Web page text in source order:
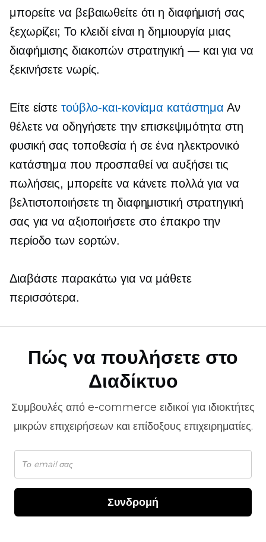
μπορείτε να βεβαιωθείτε ότι η διαφήμισή σας
ξεχωρίζει; Το κλειδί είναι η δημιουργία μιας
διαφήμισης διακοπών στρατηγική — καιγια να
ξεκινήσετε νωρίς.
Είτε είστε τούβλο-και-κονίαμα κατάστημα Αν
θέλετε να οδηγήσετε την επισκεψιμότητα στη
φυσική σας τοποθεσία ή σε ένα ηλεκτρονικό
κατάστημα που προσπαθεί να αυξήσει τις
πωλήσεις, μπορείτε να κάνετε πολλά για να
βελτιστοποιήσετε τη διαφημιστική στρατηγική
σας για να αξιοποιήσετε στο έπακρο την
περίοδο των εορτών.
Διαβάστε παρακάτω για να μάθετε
περισσότερα.
Πώς να πουλήσετε στο
Διαδίκτυο
Συμβουλές από e-commerce ειδικοί για ιδιοκτήτες
μικρών επιχειρήσεων και επίδοξους επιχειρηματίες.
Συνδρομή